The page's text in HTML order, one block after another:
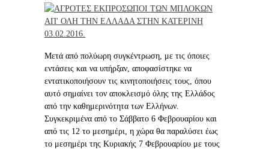
Μετά από πολύωρη συγκέντρωση, με τις όποιες
εντάσεις και να υπήρξαν, αποφασίστηκε να
εντατικοποιήσουν τις κινητοποιήσεις τους, όπου
αυτό σημαίνει τον αποκλεισμό όλης της Ελλάδος
από την καθημερινότητα των Ελλήνων.
Συγκεκριμένα από το Σάββατο 6 Φεβρουαρίου και
από τις 12 το μεσημέρι, η χώρα θα παραλύσει έως
το μεσημέρι της Κυριακής 7 Φεβρουαρίου με τους